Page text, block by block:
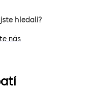
hledali?
nás